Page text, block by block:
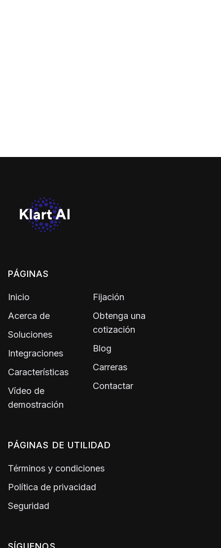
PÁGINAS
Inicio
Acerca de
Soluciones
Integraciones
Características
Vídeo de
demostración
Fijación
Obtenga una
cotización
Blog
Carreras
Contactar
PÁGINAS DE UTILIDAD
Términos y condiciones
Política de privacidad
Seguridad